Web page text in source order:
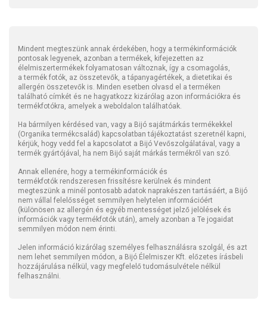
Mindent megteszünk annak érdekében, hogy a termékinformációk
pontosak legyenek, azonban a termékek, kifejezetten az
élelmiszertermékek folyamatosan változnak, így a csomagolás,
a termék fotók, az összetevők, a tápanyagértékek, a dietetikai és
allergén összetevők is. Minden esetben olvasd el a terméken
található címkét és ne hagyatkozz kizárólag azon információkra és
termékfotókra, amelyek a weboldalon találhatóak.
Ha bármilyen kérdésed van, vagy a Bijó sajátmárkás termékekkel
(Organika termékcsalád) kapcsolatban tájékoztatást szeretnél kapni,
kérjük, hogy vedd fel a kapcsolatot a Bijó Vevőszolgálatával, vagy a
termék gyártójával, ha nem Bijó saját márkás termékről van szó.
Annak ellenére, hogy a termékinformációk és
termékfotók rendszeresen frissítésre kerülnek és mindent
megteszünk a minél pontosabb adatok naprakészen tartásáért, a Bijó
nem vállal felelősséget semmilyen helytelen információért
(különösen az allergén és egyéb mentességet jelző jelölések és
információk vagy termékfotók után), amely azonban a Te jogaidat
semmilyen módon nem érinti.
Jelen információ kizárólag személyes felhasználásra szolgál, és azt
nem lehet semmilyen módon, a Bijó Élelmiszer Kft. előzetes írásbeli
hozzájárulása nélkül, vagy megfelelő tudomásulvétele nélkül
felhasználni.